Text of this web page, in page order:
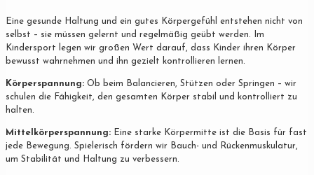
Eine gesunde Haltung und ein gutes Körpergefühl entstehen nicht von
selbst – sie müssen gelernt und regelmäßig geübt werden. Im
Kindersport legen wir großen Wert darauf, dass Kinder ihren Körper
bewusst wahrnehmen und ihn gezielt kontrollieren lernen.
Körperspannung: Ob beim Balancieren, Stützen oder Springen – wir
schulen die Fähigkeit, den gesamten Körper stabil und kontrolliert zu
halten.
Mittelkörperspannung: Eine starke Körpermitte ist die Basis für fast
jede Bewegung. Spielerisch fördern wir Bauch- und Rückenmuskulatur,
um Stabilität und Haltung zu verbessern.